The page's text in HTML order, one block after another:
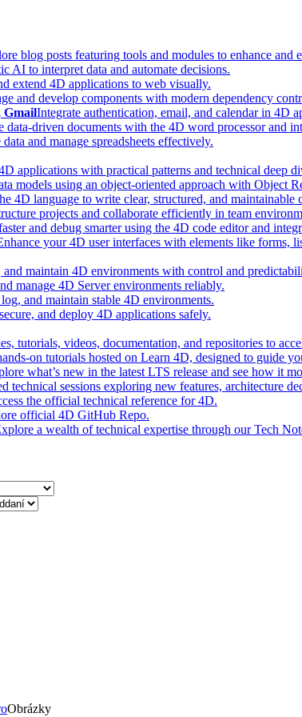
blog posts featuring tools and modules to enhance and
AI to interpret data and automate decisions.
extend 4D applications to web visually.
and develop components with modern dependency
GmailIntegrate authentication, email, and calendar in 4D
data-driven documents with the 4D word processor and
and manage spreadsheets effectively.
applications with practical patterns and technical deep
models using an object-oriented approach with Object
4D language to write clear, structured, and maintainable
projects and collaborate efficiently in team
and debug smarter using the 4D code editor and
your 4D user interfaces with elements like forms,
and maintain 4D environments with control and
manage 4D Server environments reliably.
and maintain stable 4D environments.
and deploy 4D applications safely.
tutorials, videos, documentation, and repositories to
on tutorials hosted on Learn 4D, designed to guide
what’s new in the latest LTS release and see how it
technical sessions exploring new features, architecture
the official technical reference for 4D.
official 4D GitHub Repo.
a wealth of technical expertise through our Tech
Obrázky